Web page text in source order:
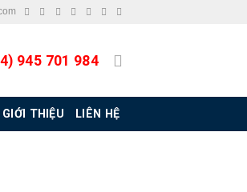
945 701 984
GIỚI THIỆU LIÊN HỆ